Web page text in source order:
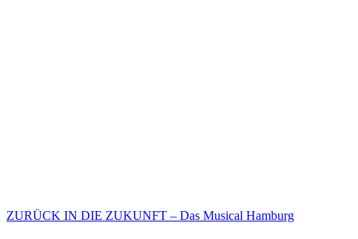
ZURÜCK IN DIE ZUKUNFT – Das Musical Hamburg